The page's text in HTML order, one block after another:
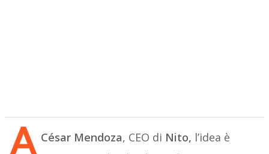
A César Mendoza, CEO di Nito, l’idea è